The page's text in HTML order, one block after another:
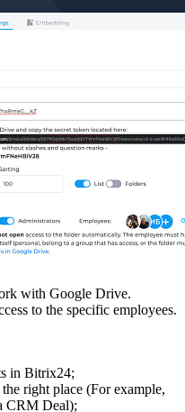
with Google Drive.
to the specific employees.
in Bitrix24;
right place (For example,
CRM Deal);